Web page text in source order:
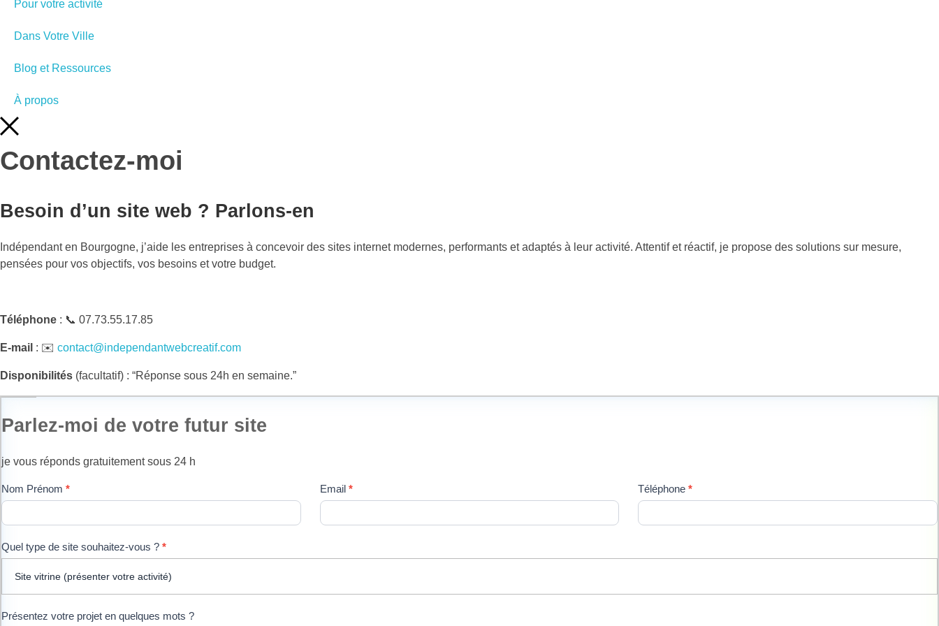
Pour votre activité
Dans Votre Ville
Blog et Ressources
À propos
Contactez-moi
Besoin d’un site web ? Parlons-en
Indépendant en Bourgogne, j’aide les entreprises à concevoir des sites internet modernes, performants et adaptés à leur activité. Attentif et réactif, je propose des solutions sur mesure,
pensées pour vos objectifs, vos besoins et votre budget.
Téléphone : 📞 07.73.55.17.85
E-mail : ✉️ contact@independantwebcreatif.com
Disponibilités (facultatif) : “Réponse sous 24h en semaine.”
Parlez-moi de votre futur site
je vous réponds gratuitement sous 24 h
formulaire
simple
site
Nom Prénom * Email * Téléphone*
Quel type de site souhaitez-vous ? *
Présentez votre projet en quelques mots ?